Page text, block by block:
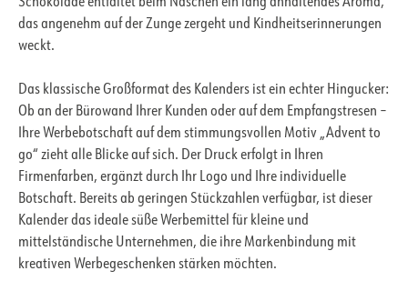
Schokolade entfaltet beim Naschen ein lang anhaltendes Aroma,
das angenehm auf der Zunge zergeht und Kindheitserinnerungen
weckt.
Das klassische Großformat des Kalenders ist ein echter Hingucker:
Ob an der Bürowand Ihrer Kunden oder auf dem Empfangstresen –
Ihre Werbebotschaft auf dem stimmungsvollen Motiv „Advent to
go“ zieht alle Blicke auf sich. Der Druck erfolgt in Ihren
Firmenfarben, ergänzt durch Ihr Logo und Ihre individuelle
Botschaft. Bereits ab geringen Stückzahlen verfügbar, ist dieser
Kalender das ideale süße Werbemittel für kleine und
mittelständische Unternehmen, die ihre Markenbindung mit
kreativen Werbegeschenken stärken möchten.